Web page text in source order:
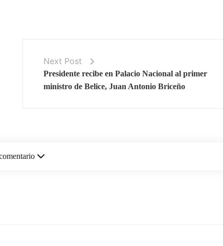
Next Post
Presidente recibe en Palacio Nacional al primer
ministro de Belice, Juan Antonio Briceño